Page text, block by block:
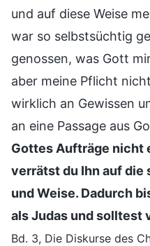
und auf diese Weise
war so selbstsüchtig
genossen, was Gott
aber meine Pflicht
wirklich an Gewissen
an eine Passage aus
Gottes Aufträge nicht
verrätst du Ihn auf
und Weise. Dadurch
als Judas und solltest
Bd. 3, Die Diskurse des